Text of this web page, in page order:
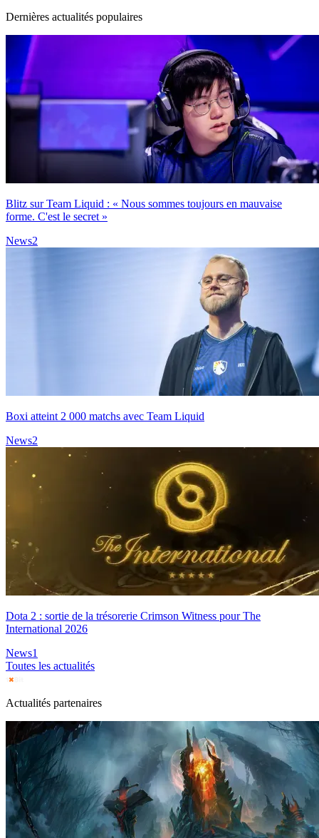
Dernières actualités populaires
Blitz sur Team Liquid : « Nous sommes toujours en mauvaise
forme. C'est le secret »
News2
Boxi atteint 2 000 matchs avec Team Liquid
News2
Dota 2 : sortie de la trésorerie Crimson Witness pour The
International 2026
News1
Toutes les actualités
Actualités partenaires